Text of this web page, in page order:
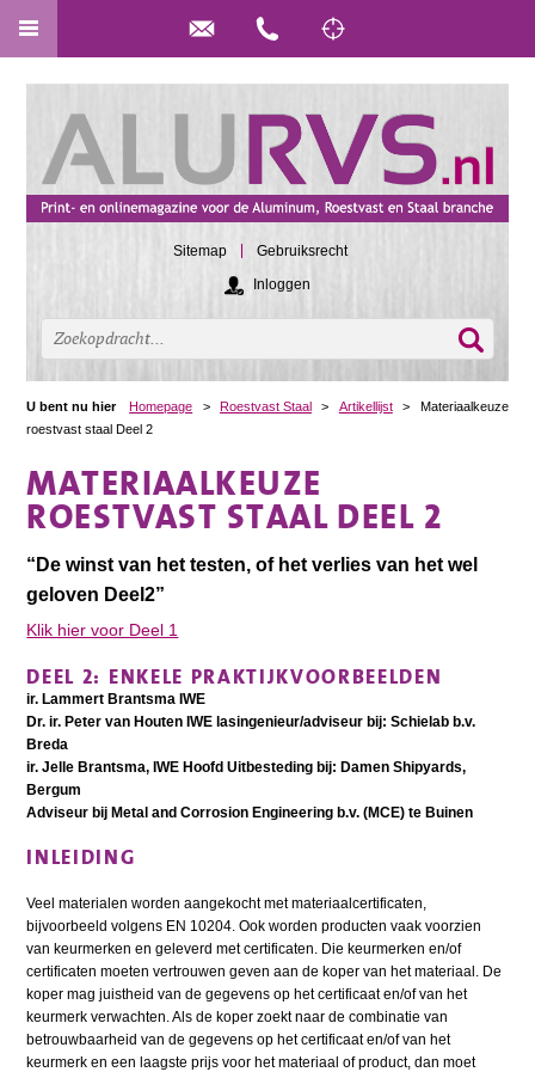
Sitemap
Gebruiksrecht
Inloggen
U bent nu hier Homepage > Roestvast Staal > Artikellijst >
Materiaalkeuze
roestvast staal Deel 2
MATERIAALKEUZE
ROESTVAST STAAL DEEL 2
“De winst van het testen, of het verlies van het wel
geloven Deel2”
Klik hier voor Deel 1
DEEL 2: ENKELE PRAKTIJKVOORBEELDEN
ir. Lammert Brantsma IWE
Dr. ir. Peter van Houten IWE lasingenieur/adviseur bij: Schielab b.v.
Breda
ir. Jelle Brantsma, IWE Hoofd Uitbesteding bij: Damen Shipyards,
Bergum
Adviseur bij Metal and Corrosion Engineering b.v. (MCE) te Buinen
INLEIDING
Veel materialen worden aangekocht met materiaalcertificaten,
bijvoorbeeld volgens EN 10204. Ook worden producten vaak voorzien
van keurmerken en geleverd met certificaten. Die keurmerken en/of
certificaten moeten vertrouwen geven aan de koper van het materiaal. De
koper mag juistheid van de gegevens op het certificaat en/of van het
keurmerk verwachten. Als de koper zoekt naar de combinatie van
betrouwbaarheid van de gegevens op het certificaat en/of van het
keurmerk en een laagste prijs voor het materiaal of product, dan moet